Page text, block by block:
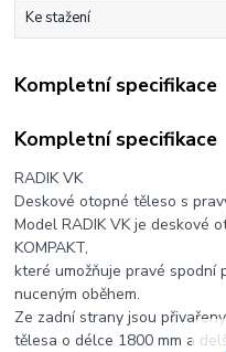
Ke stažení
Kompletní specifikace
Kompletní specifikace
RADIK VK
Deskové otopné těleso s
Model RADIK VK je deskové
KOMPAKT,
které umožňuje pravé spodní
nuceným oběhem.
Ze zadní strany jsou
tělesa o délce 1800 mm a